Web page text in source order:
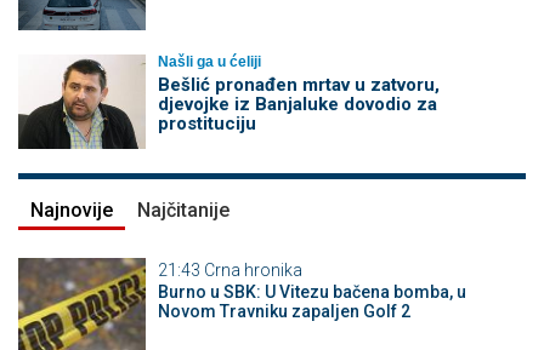
Našli ga u ćeliji
Bešlić pronađen mrtav u zatvoru,
djevojke iz Banjaluke dovodio za
prostituciju
Najnovije Najčitanije
21:43 Crna hronika
Burno u SBK: U Vitezu bačena bomba, u
Novom Travniku zapaljen Golf 2